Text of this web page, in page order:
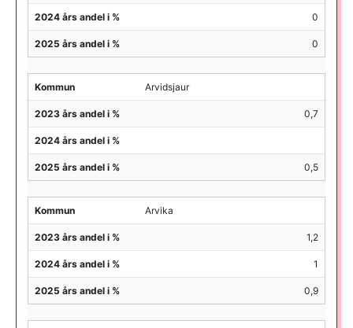
2024 års andel i % 0
2025 års andel i % 0
Kommun Arvidsjaur
2023 års andel i % 0,7
2024 års andel i %
2025 års andel i % 0,5
Kommun Arvika
2023 års andel i % 1,2
2024 års andel i % 1
2025 års andel i % 0,9